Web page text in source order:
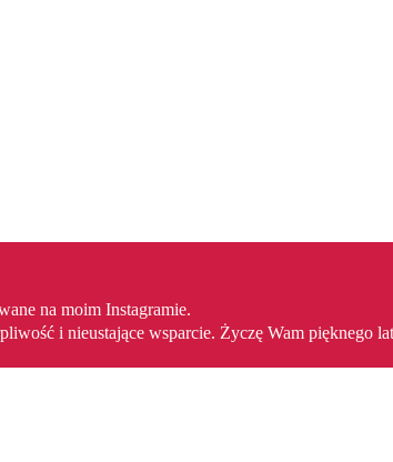
na moim Instagramie.
i nieustające wsparcie. Życzę Wam pięknego